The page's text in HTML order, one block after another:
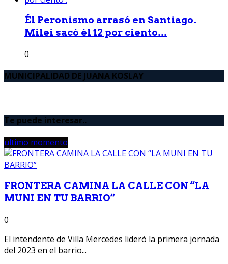
Él Peronismo arrasó en Santiago.
Milei sacó él 12 por ciento...
0
MUNICIPALIDAD DE JUANA KOSLAY
Te puede interesar..
ultimo momento
FRONTERA CAMINA LA CALLE CON “LA
MUNI EN TU BARRIO”
0
El intendente de Villa Mercedes lideró la primera jornada
del 2023 en el barrio...